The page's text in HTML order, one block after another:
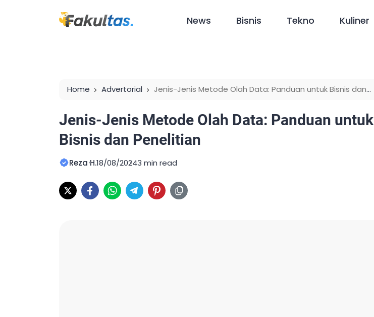
News Bisnis Tekno Kuliner
Home Advertorial
Jenis-Jenis Metode Olah Data: Panduan untuk Bisnis dan
Jenis-Jenis Metode Olah Data: Panduan untuk
Bisnis dan Penelitian
Reza H.18/08/20243 min read